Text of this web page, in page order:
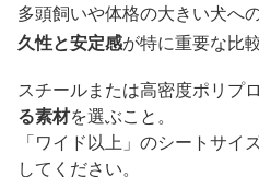
多頭飼いや体格の大きい犬へ
久性と安定感が特に重要な比
スチールまたは高密度ポリプ
る素材を選ぶこと。
「ワイド以上」のシートサイ
してください。